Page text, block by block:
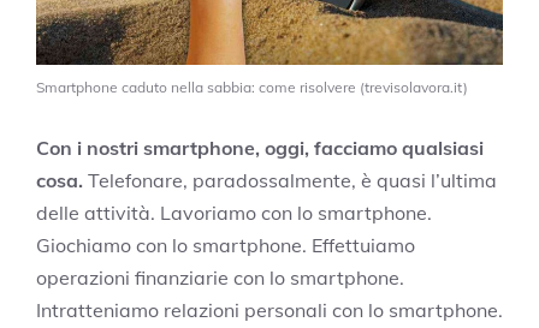
Smartphone caduto nella sabbia: come risolvere (trevisolavora.it)
Con i nostri smartphone, oggi, facciamo qualsiasi
cosa. Telefonare, paradossalmente, è quasi l’ultima
delle attività. Lavoriamo con lo smartphone.
Giochiamo con lo smartphone. Effettuiamo
operazioni finanziarie con lo smartphone.
Intratteniamo relazioni personali con lo smartphone.